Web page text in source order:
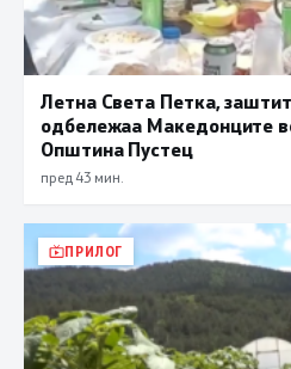
Летна Света Петка,
одбележаа Македонците
Општина Пустец
пред 43 мин.
ПРИЛОГ